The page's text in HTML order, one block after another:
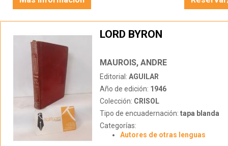
LORD BYRON
MAUROIS, ANDRE
Editorial: AGUILAR
Año de edición: 1946
Colección: CRISOL
Tipo de encuadernación: tapa blanda
Categorías:
Autores de otras lenguas